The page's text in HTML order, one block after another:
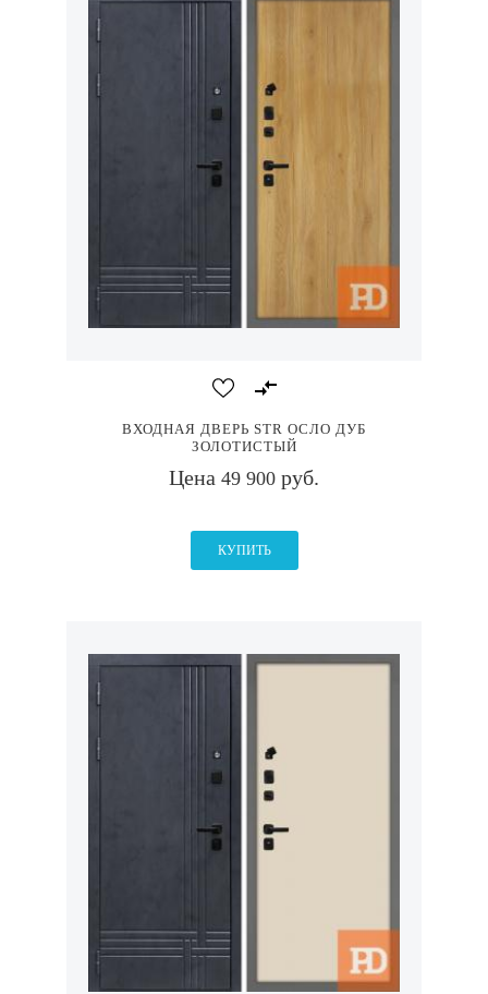
ВХОДНАЯ ДВЕРЬ STR ОСЛО ДУБ
ЗОЛОТИСТЫЙ
Цена 49 900 руб.
КУПИТЬ